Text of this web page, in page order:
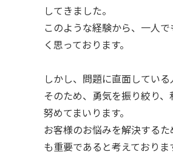
してきました。
このような経験から、一人
く思っております。
しかし、問題に直面してい
そのため、勇気を振り絞り
努めてまいります。
お客様のお悩みを解決する
も重要であると考えておりま